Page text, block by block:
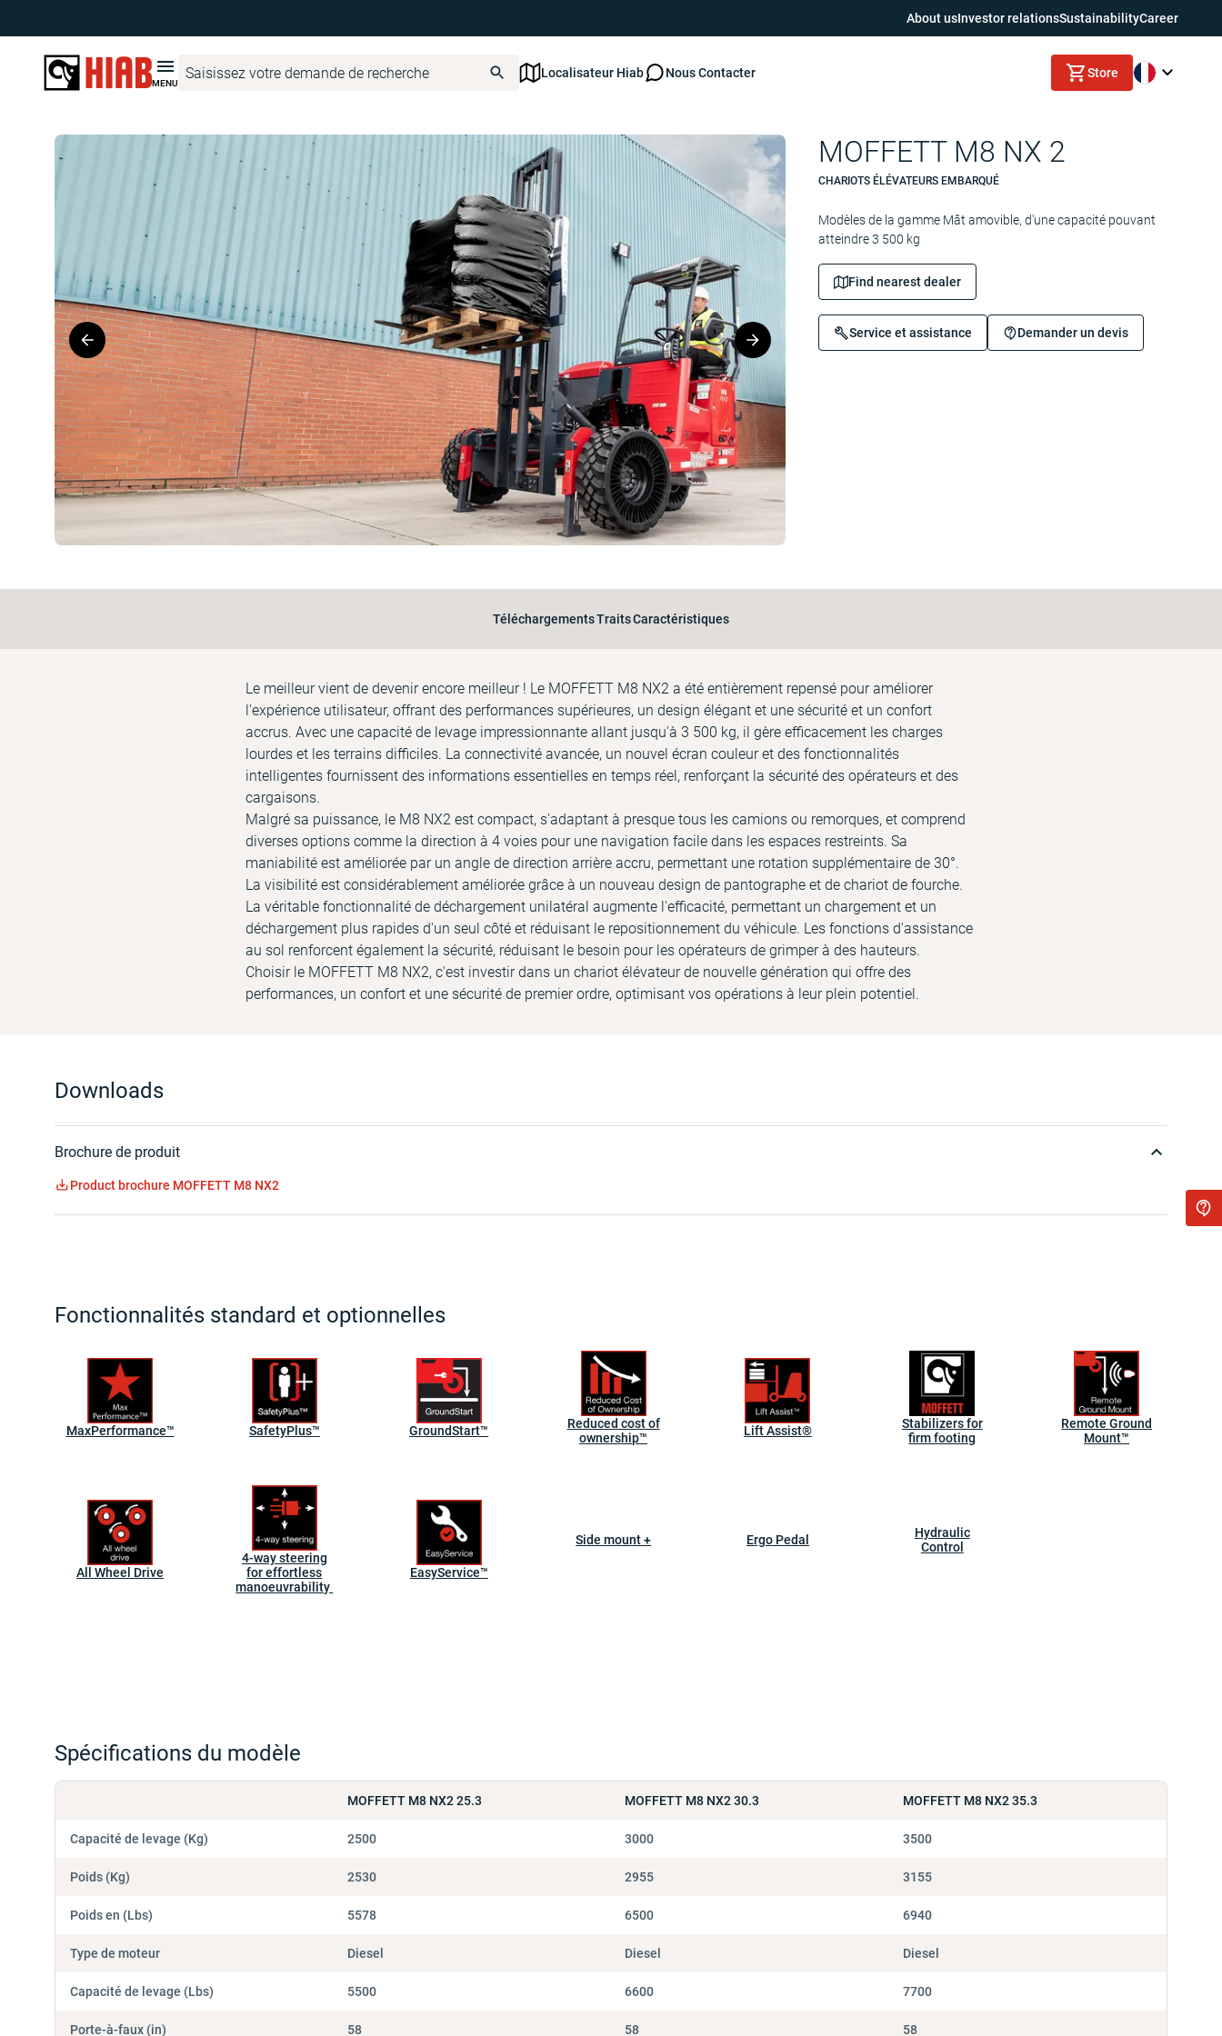
About usInvestor relationsSustainabilityCareer
MENU
Localisateur Hiab Nous Contacter Store
Hiab France Recherche de produits MOFFETT MOFFETT M8 NX 2
MOFFETT M8 NX 2
CHARIOTS ÉLÉVATEURS EMBARQUÉ
Modèles de la gamme Mât amovible, d'une capacité pouvant
atteindre 3 500 kg
Find nearest dealer
Service et assistance Demander un devis
TéléchargementsTraitsCaractéristiques
Le meilleur vient de devenir encore meilleur ! Le MOFFETT M8 NX2 a été entièrement repensé pour améliorer
l'expérience utilisateur, offrant des performances supérieures, un design élégant et une sécurité et un confort
accrus. Avec une capacité de levage impressionnante allant jusqu'à 3 500 kg, il gère efficacement les charges
lourdes et les terrains difficiles. La connectivité avancée, un nouvel écran couleur et des fonctionnalités
intelligentes fournissent des informations essentielles en temps réel, renforçant la sécurité des opérateurs et des
cargaisons.
Malgré sa puissance, le M8 NX2 est compact, s'adaptant à presque tous les camions ou remorques, et comprend
diverses options comme la direction à 4 voies pour une navigation facile dans les espaces restreints. Sa
maniabilité est améliorée par un angle de direction arrière accru, permettant une rotation supplémentaire de 30°.
La visibilité est considérablement améliorée grâce à un nouveau design de pantographe et de chariot de fourche.
La véritable fonctionnalité de déchargement unilatéral augmente l'efficacité, permettant un chargement et un
déchargement plus rapides d'un seul côté et réduisant le repositionnement du véhicule. Les fonctions d'assistance
au sol renforcent également la sécurité, réduisant le besoin pour les opérateurs de grimper à des hauteurs.
Choisir le MOFFETT M8 NX2, c'est investir dans un chariot élévateur de nouvelle génération qui offre des
performances, un confort et une sécurité de premier ordre, optimisant vos opérations à leur plein potentiel.
Downloads
Brochure de produit
Product brochure MOFFETT M8 NX2
Fonctionnalités standard et optionnelles
MaxPerformance™ SafetyPlus™ GroundStart™
Reduced cost of
ownership™
Lift Assist®
Stabilizers for
firm footing
Remote Ground
Mount™
All Wheel Drive
4-way steering
for effortless
manoeuvrability
EasyService™
Side mount + Ergo Pedal
Hydraulic
Control
Spécifications du modèle
Capacité de levage (Kg)
Poids (Kg)
Poids en (Lbs)
Type de moteur
Capacité de levage (Lbs)
Porte-à-faux (in)
MOFFETT M8 NX2 25.3 MOFFETT M8 NX2 30.3 MOFFETT M8 NX2 35.3
2500 3000 3500
2530 2955 3155
5578 6500 6940
Diesel Diesel Diesel
5500 6600 7700
58 58 58